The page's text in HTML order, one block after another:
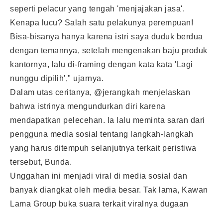
seperti pelacur yang tengah 'menjajakan jasa'.
Kenapa lucu? Salah satu pelakunya perempuan!
Bisa-bisanya hanya karena istri saya duduk berdua
dengan temannya, setelah mengenakan baju produk
kantornya, lalu di-framing dengan kata kata 'Lagi
nunggu dipilih'," ujarnya.
Dalam utas ceritanya, @jerangkah menjelaskan
bahwa istrinya mengundurkan diri karena
mendapatkan pelecehan. Ia lalu meminta saran dari
pengguna media sosial tentang langkah-langkah
yang harus ditempuh selanjutnya terkait peristiwa
tersebut, Bunda.
Unggahan ini menjadi viral di media sosial dan
banyak diangkat oleh media besar. Tak lama, Kawan
Lama Group buka suara terkait viralnya dugaan